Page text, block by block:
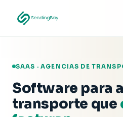
SAAS · AGENCIAS DE
Software para
transporte que